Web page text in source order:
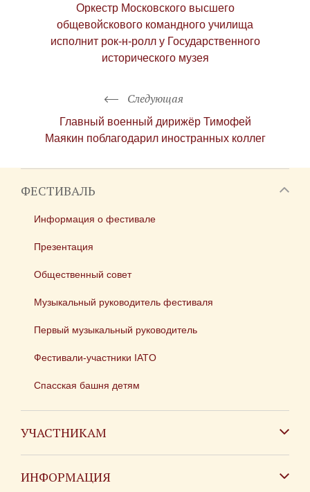
Следующая
Главный военный дирижёр Тимофей
Маякин поблагодарил иностранных коллег
Оркестр Московского высшего
общевойскового командного училища
исполнит рок-н-роллу Государственного
исторического музея
ФЕСТИВАЛЬ
Информация о фестивале
Презентация
Общественный совет
Музыкальный руководитель фестиваля
Первый музыкальный руководитель
Фестивали-участники IATO
Спасская башня детям
УЧАСТНИКАМ
ИНФОРМАЦИЯ